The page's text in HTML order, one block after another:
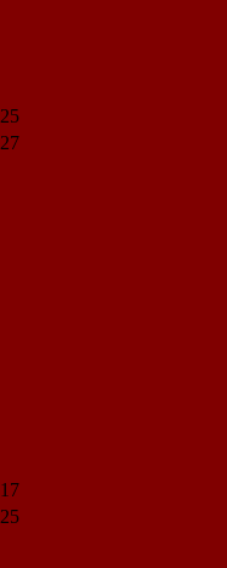
25
27
17
25